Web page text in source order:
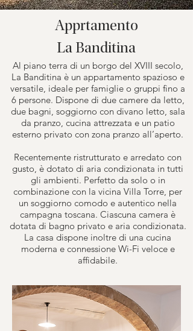
Apprtamento
La Banditina
Al piano terra di un borgo del XVIII secolo,
La Banditina è un appartamento spazioso e
versatile, ideale per famiglie o gruppi fino a
6 persone. Dispone di due camere da letto,
due bagni, soggiorno con divano letto, sala
da pranzo, cucina attrezzata e un patio
esterno privato con zona pranzo all’aperto.
Recentemente ristrutturato e arredato con
gusto, è dotato di aria condizionata in tutti
gli ambienti. Perfetto da solo o in
combinazione con la vicina Villa Torre, per
un soggiorno comodo e autentico nella
campagna toscana. Ciascuna camera è
dotata di bagno privato e aria condizionata.
La casa dispone inoltre di una cucina
moderna e connessione Wi-Fi veloce e
affidabile.